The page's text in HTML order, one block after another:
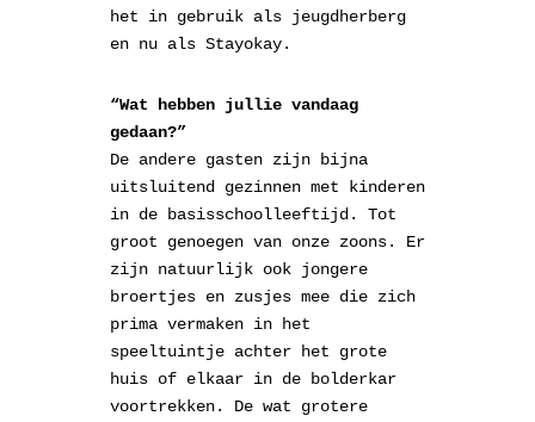
het in gebruik als jeugdherberg
en nu als Stayokay.
“Wat hebben jullie vandaag
gedaan?”
De andere gasten zijn bijna
uitsluitend gezinnen met kinderen
in de basisschoolleeftijd. Tot
groot genoegen van onze zoons. Er
zijn natuurlijk ook jongere
broertjes en zusjes mee die zich
prima vermaken in het
speeltuintje achter het grote
huis of elkaar in de bolderkar
voortrekken. De wat grotere